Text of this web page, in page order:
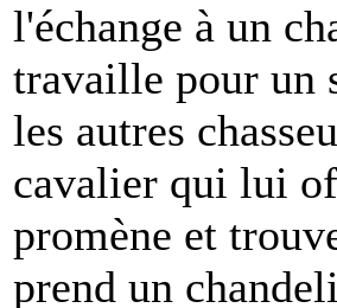
l'échange à un
travaille pour un
les autres
cavalier qui lui
promène et
prend un